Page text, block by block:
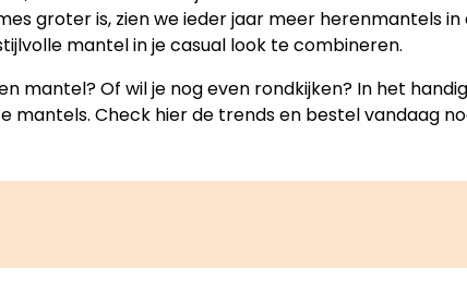
groter is, zien we ieder jaar meer herenmantels
mantel in je casual look te combineren.
mantel? Of wil je nog even rondkijken? In het
Check hier de trends en bestel vandaag